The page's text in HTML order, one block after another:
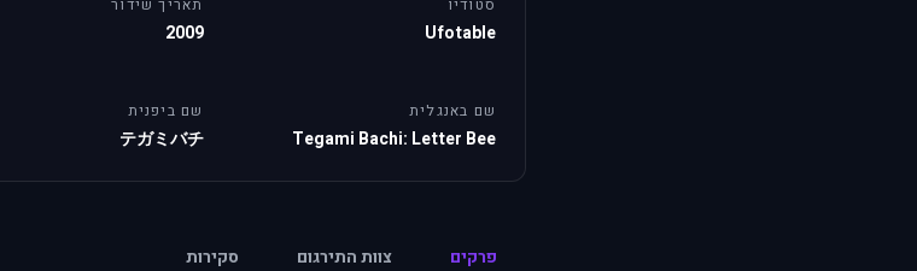
סטודיו
Ufotable
תאריך שידור
2009
שם באנגלית
Tegami Bachi: Letter Bee
שם ביפנית
テガミバチ
פרקים צוות התירגום סקירות